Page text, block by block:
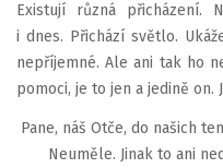
Existují různá přicházení.
i dnes. Přichází světlo.
nepříjemné. Ale ani tak ho
pomoci, je to jen a jedině on.
Pane, náš Otče, do našich
Neuměle. Jinak to ani